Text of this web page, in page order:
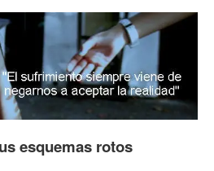
esquemas rotos